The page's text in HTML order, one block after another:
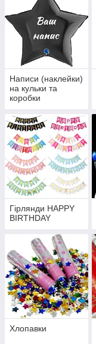
Написи (наклейки)
на кульки та
коробки
Гірлянди HAPPY
BIRTHDAY
Хлопавки